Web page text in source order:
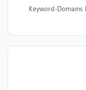
Keyword-Domains